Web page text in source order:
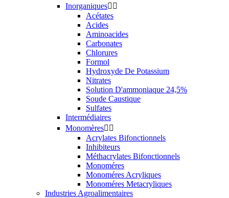
Inorganiques 
Acétates
Acides
Aminoacides
Carbonates
Chlorures
Formol
Hydroxyde De Potassium
Nitrates
Solution D'ammoniaque 24,5%
Soude Caustique
Sulfates
Intermédiaires
Monomères 
Acrylates Bifonctionnels
Inhibiteurs
Méthacrylates Bifonctionnels
Monoméres
Monoméres Acryliques
Monoméres Metacryliques
Industries Agroalimentaires